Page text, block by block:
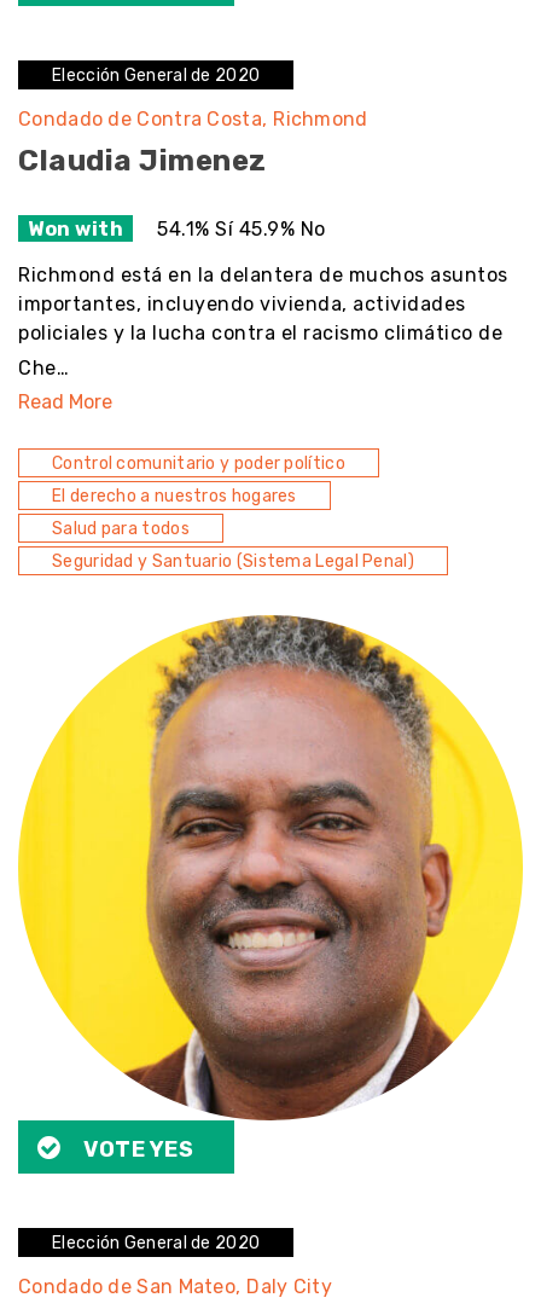
Elección General de 2020
Condado de Contra Costa Richmond
Claudia Jimenez
Won with 54.1% Sí 45.9% No
Richmond está en la delantera de muchos asuntos
importantes, incluyendo vivienda, actividades
policiales y la lucha contra el racismo climático de
Che…
Read More
Control comunitario y poder político
El derecho a nuestros hogares
Salud para todos
Seguridad y Santuario (Sistema Legal Penal)
VOTE YES
Elección General de 2020
Condado de San Mateo Daly City